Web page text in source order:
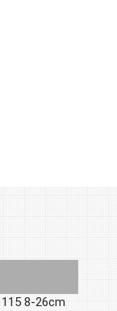
115 8-26cm